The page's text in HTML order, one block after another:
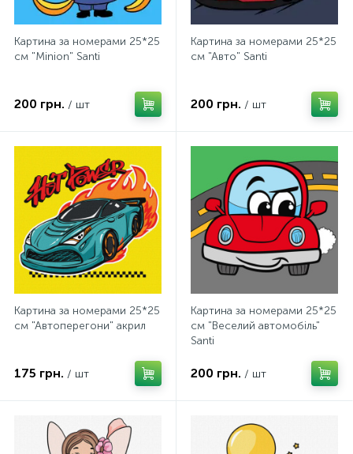
Картина за номерами 25*25
см "Minion" Santi
200 грн. / шт
Картина за номерами 25*25
см "Авто" Santi
200 грн. / шт
Картина за номерами 25*25
см "Автоперегони" акрил
175 грн. / шт
Картина за номерами 25*25
см "Веселий автомобіль"
Santi
200 грн. / шт